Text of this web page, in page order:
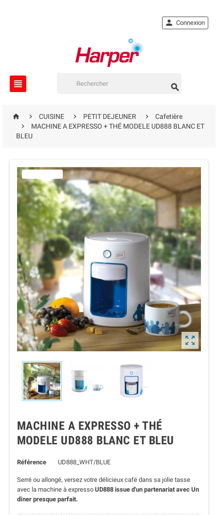
 
 Connexion
  CUISINE  PETIT DEJEUNER 
Cafetière

MACHINE A EXPRESSO + THÉ MODELE UD888 BLANC ET
BLEU

MACHINE A EXPRESSO + THÉ
MODELE UD888 BLANC ET BLEU
Référence UD888_WHT/BLUE
Serré ou allongé, versez votre délicieux café dans sa jolie tasse
avec la machine à expresso UD888 issue d'un partenariat avec Un
dîner presque parfait.